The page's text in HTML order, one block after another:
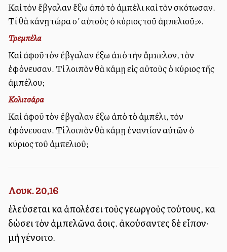
Καὶ τὸν ἔβγαλαν ἔξω ἀπὸ τὸ ἀμπέλι καὶ τὸν σκότωσαν.
Τί θὰ κάνῃ τώρα σ’ αὐτοὺς ὁ κύριος τοῦ ἀμπελιοῦ;».
Τρεμπέλα
Καὶ ἀφοῦ τὸν ἔβγαλαν ἔξω ἀπὸ τὴν ἄμπελον, τὸν
ἐφόνευσαν. Τί λοιπὸν θὰ κάμῃ εἰς αὐτοὺς ὁ κύριος τῆς
ἀμπέλου;
Κολιτσάρα
Καὶ ἀφοῦ τὸν ἔβγαλαν ἔξω ἀπὸ τὸ ἀμπέλι, τὸν
ἐφόνευσαν. Τί λοιπὸν θὰ κάμῃ ἐναντίον αὐτῶν ὁ
κύριος τοῦ ἀμπελιοῦ;
Λουκ. 20,16
ἐλεύσεται καὶ ἀπολέσει τοὺς γεωργοὺς τούτους, καὶ
δώσει τὸν ἀμπελῶνα ἄλλοις. ἀκούσαντες δὲ εἶπον·
μὴ γένοιτο.